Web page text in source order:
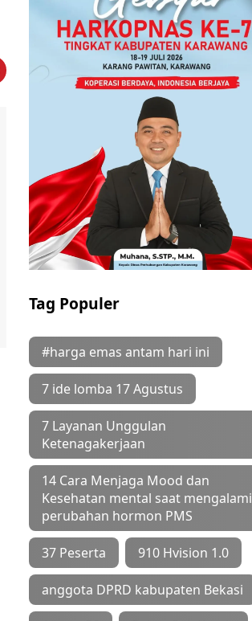
Tag Populer
#harga emas antam hari ini
7 ide lomba 17 Agustus
7 Layanan Unggulan
Ketenagakerjaan
14 Cara Menjaga Mood dan
Kesehatan mental saat mengalami
perubahan hormon PMS
37 Peserta 910 Hvision 1.0
anggota DPRD kabupaten Bekasi